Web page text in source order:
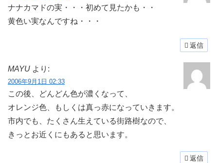
ナナカマドの実・・・初めて見たかも・・
黄色い実なんですね・・・
返信
MAYU より:
2006年9月1日 02:33
この後、どんどん色が濃くなって、
オレンジ色、もしくは真っ赤になっていきます。
市内でも、たくさん生えている街路樹なので、
きっとお近くにもあると思います。
返信